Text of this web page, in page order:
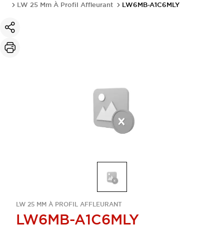
LW 25 Mm À Profil Affleurant
LW6MB-A1C6MLY
LW 25 MM À PROFIL AFFLEURANT
LW6MB-A1C6MLY